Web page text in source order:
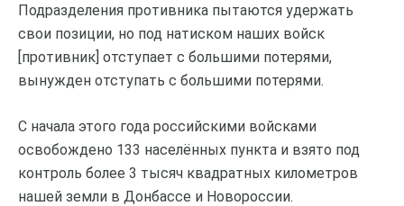
Подразделения противника пытаются удержать
свои позиции, но под натиском наших войск
[противник] отступает с большими потерями,
вынужден отступать с большими потерями.
С начала этого года российскими войсками
освобождено 133 населённых пункта и взято под
контроль более 3 тысяч квадратных километров
нашей земли в Донбассе и Новороссии.